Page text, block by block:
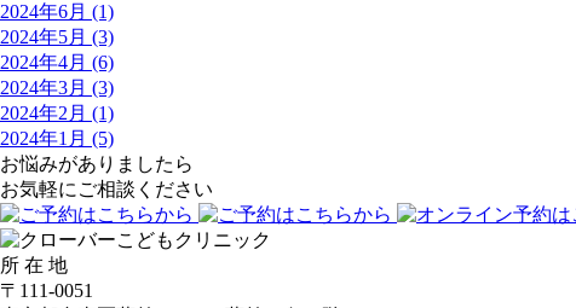
2024年6月 (1)
2024年5月 (3)
2024年4月 (6)
2024年3月 (3)
2024年2月 (1)
2024年1月 (5)
お悩みがありましたら
お気軽にご相談ください
所 在 地
〒111-0051